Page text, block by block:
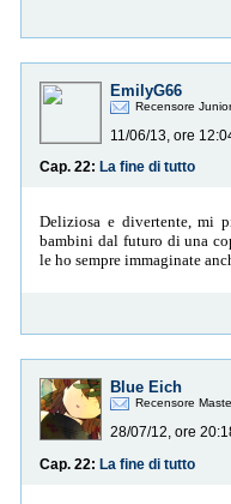
EmilyG66
Recensore Junior
11/06/13, ore
Cap. 22: La fine di tutto
Deliziosa e divertente, mi
bambini dal futuro di una
le ho sempre immaginate
Blue Eich
Recensore
28/07/12, ore
Cap. 22: La fine di tutto